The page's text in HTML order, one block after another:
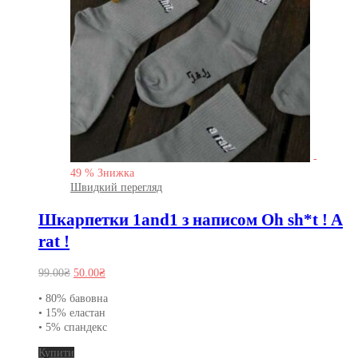
-
49 % Знижка
Швидкий перегляд
Шкарпетки 1and1 з написом Oh sh*t ! A
rat !
99.00₴ Оригінальна
99.00₴.
50.00₴Поточна
50.00₴.
• 80% бавовна
• 15% еластан
• 5% спандекс
Купити